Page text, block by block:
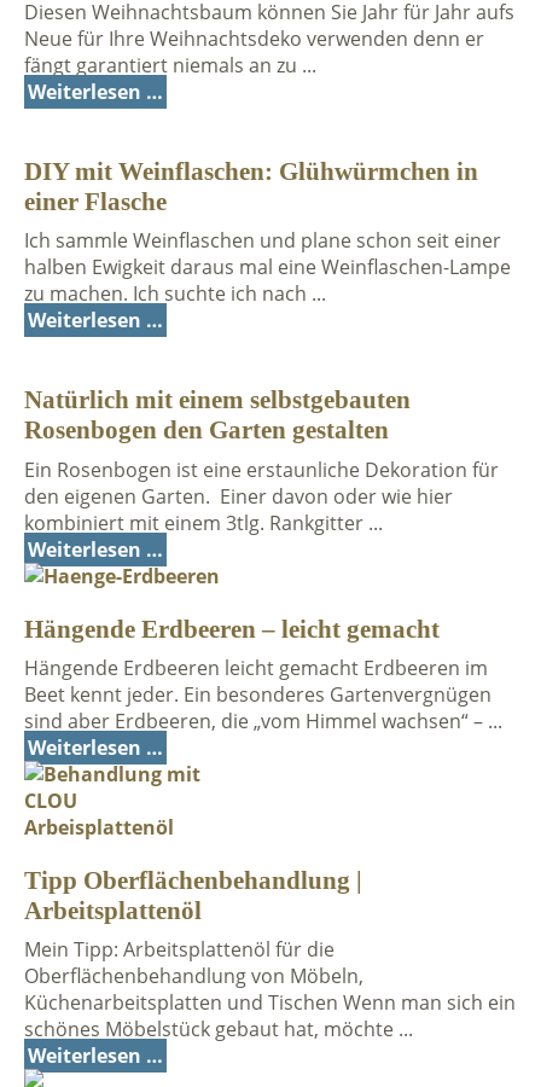
Diesen Weihnachtsbaum können Sie Jahr für Jahr aufs
Neue für Ihre Weihnachtsdeko verwenden denn er
fängt garantiert niemals an zu ...
Weiterlesen …
DIY mit Weinflaschen: Glühwürmchen in
einer Flasche
Ich sammle Weinflaschen und plane schon seit einer
halben Ewigkeit daraus mal eine Weinflaschen-Lampe
zu machen. Ich suchte ich nach ...
Weiterlesen …
Natürlich mit einem selbstgebauten
Rosenbogen den Garten gestalten
Ein Rosenbogen ist eine erstaunliche Dekoration für
den eigenen Garten. Einer davon oder wie hier
kombiniert mit einem 3tlg. Rankgitter ...
Weiterlesen …
Hängende Erdbeeren – leicht gemacht
Hängende Erdbeeren leicht gemacht Erdbeeren im
Beet kennt jeder. Ein besonderes Gartenvergnügen
sind aber Erdbeeren, die „vom Himmel wachsen“ – ...
Weiterlesen …
Tipp Oberflächenbehandlung |
Arbeitsplattenöl
Mein Tipp: Arbeitsplattenöl für die
Oberflächenbehandlung von Möbeln,
Küchenarbeitsplatten und Tischen Wenn man sich ein
schönes Möbelstück gebaut hat, möchte ...
Weiterlesen …